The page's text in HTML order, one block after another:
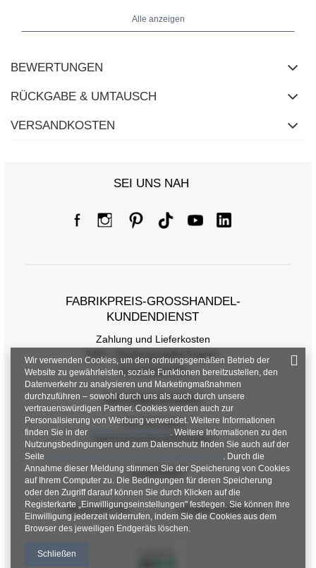
Größentabelle
Maße flach gemessen (+/- 1cm)
Größe Einheitsgröße
[A] Brustumfang 100
[C] Hüftumfang 100
[D] Gesamtlänge
[E] Ärmellänge 57
Alle anzeigen
BEWERTUNGEN
RÜCKGABE & UMTAUSCH
VERSANDKOSTEN
SEI UNS NAH
FABRIKPREIS-GROSSHANDEL-K
UNDENDIENST
Zahlung und Lieferkosten
FAQ - Häufig gestellte Fragen
Rückgabepolitik
INFORMATIONEN
Verordnungen
Datenschutzbestimmungen
KONTAKT
+48 601 547 740 hurt@factoryprice.eu
Wir verwenden Cookies, um den ordnungsgemäßen Betrieb der
Website zu gewährleisten, soziale Funktionen bereitzustellen, den
Datenverkehr zu analysieren und Marketingmaßnahmen
durchzuführen – sowohl durch uns als auch durch unsere
vertrauenswürdigen Partner. Cookies werden auch zur
Personalisierung von Werbung verwendet. Weitere Informationen
finden Sie in der
Datenschutzrichtlinie. Weitere Informationen zu den
Nutzungsbedingungen und zum Datenschutz finden Sie auch auf der
Seite
. Durch die
Annahme dieser Meldung stimmen Sie der Speicherung von Cookies
auf Ihrem Computer zu. Die Bedingungen für deren Speicherung
oder den Zugriff darauf können Sie durch Klicken auf die
Registerkarte „Einwilligungseinstellungen" festlegen. Sie können Ihre
Einwilligung jederzeit widerrufen, indem Sie die Cookies aus dem
Browser des jeweiligen Endgeräts löschen.
Schließen